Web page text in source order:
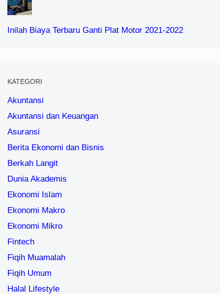
Inilah Biaya Terbaru Ganti Plat Motor 2021-2022
KATEGORI
Akuntansi
Akuntansi dan Keuangan
Asuransi
Berita Ekonomi dan Bisnis
Berkah Langit
Dunia Akademis
Ekonomi Islam
Ekonomi Makro
Ekonomi Mikro
Fintech
Fiqih Muamalah
Fiqih Umum
Halal Lifestyle